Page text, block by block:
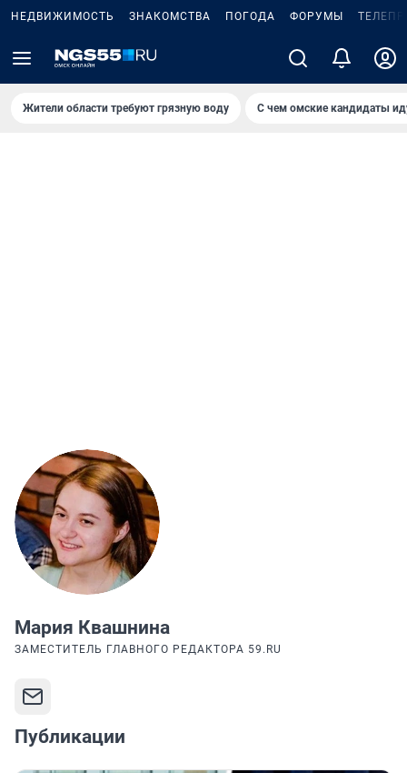
НЕДВИЖИМОСТЬ ЗНАКОМСТВА ПОГОДА ФОРУМЫ
Жители области требуют грязную воду С чем омские кандидаты
Мария Квашнина
ЗАМЕСТИТЕЛЬ ГЛАВНОГО РЕДАКТОРА 59.RU
Публикации